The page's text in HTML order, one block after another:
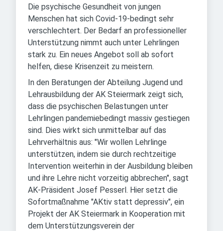
Die psychische Gesundheit von jungen
Menschen hat sich Covid-19-bedingt sehr
verschlechtert. Der Bedarf an professioneller
Unterstützung nimmt auch unter Lehrlingen
stark zu. Ein neues Angebot soll ab sofort
helfen, diese Krisenzeit zu meistern.
In den Beratungen der Abteilung Jugend und
Lehrausbildung der AK Steiermark zeigt sich,
dass die psychischen Belastungen unter
Lehrlingen pandemiebedingt massiv gestiegen
sind. Dies wirkt sich unmittelbar auf das
Lehrverhältnis aus: "Wir wollen Lehrlinge
unterstützen, indem sie durch rechtzeitige
Intervention weiterhin in der Ausbildung bleiben
und ihre Lehre nicht vorzeitig abbrechen", sagt
AK-Präsident Josef Pesserl. Hier setzt die
Sofortmaßnahme "AKtiv statt depressiv", ein
Projekt der AK Steiermark in Kooperation mit
dem Unterstützungsverein der